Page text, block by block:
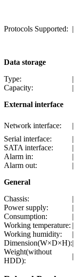
Protocols Supported: |
Data storage
Type:
|
Capacity:
|
External interface
Network interface: |
Serial interface:
|
SATA interface:
|
Alarm in:
|
Alarm out:
|
General
Chassis:
|
Power supply:
|
Consumption:
|
Working temperature: |
Working humidity:
|
Dimension(W×D×H):|
Weight(without
HDD):
|